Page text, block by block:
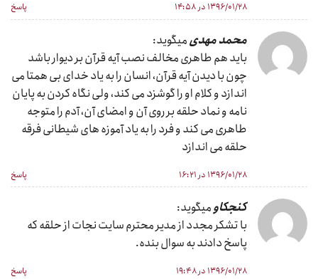
۱۳۹۶/۰۱/۲۸ در ۱۴:۵۸ پاسخ
محمد مهدیمیگوید:
باید هم طاهری مخالف نصب آیه قرآن بر دیوار باشد
چون با دیدن آیه قرآن، انسان را به یاد خدای بی همتا می
اندازد و کلام او را گوشزد می کند، ولی نگاه کردن به پایان
نامه و نماد حلقه بر روی آن و امضای آن، آدم را متوجه
طاهری می کند و فرد را به یاد آموزه های شیطانی فرقه
حلقه می اندازد
۱۳۹۶/۰۱/۲۸ در ۱۶:۲۱ پاسخ
کنجکاومیگوید:
با تشکر مجدد از مدیر محترم سایت نجات از حلقه که
پاسخ دادند به سوال بنده.
۱۳۹۶/۰۱/۲۸ در ۱۹:۴۸ پاسخ